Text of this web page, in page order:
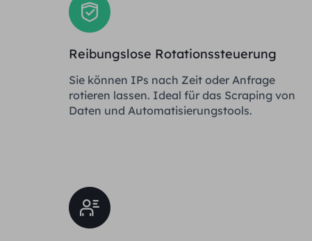
Reibungslose Rotationssteuerung
Sie können IPs nach Zeit oder Anfrage
rotieren lassen. Ideal für das Scraping von
Daten und Automatisierungstools.